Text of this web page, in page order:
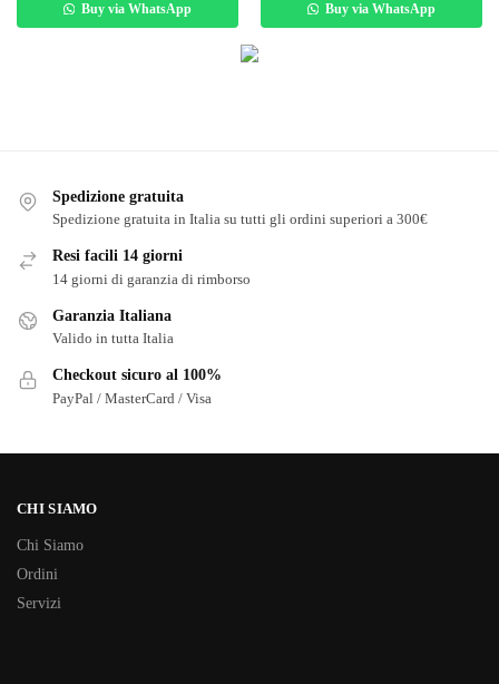
Buy via WhatsApp Buy via WhatsApp
Spedizione gratuita
Spedizione gratuita in Italia su tutti gli ordini superiori a 300€
Resi facili 14 giorni
14 giorni di garanzia di rimborso
Garanzia Italiana
Valido in tutta Italia
Checkout sicuro al 100%
PayPal / MasterCard / Visa
CHI SIAMO
Chi Siamo
Ordini
Servizi